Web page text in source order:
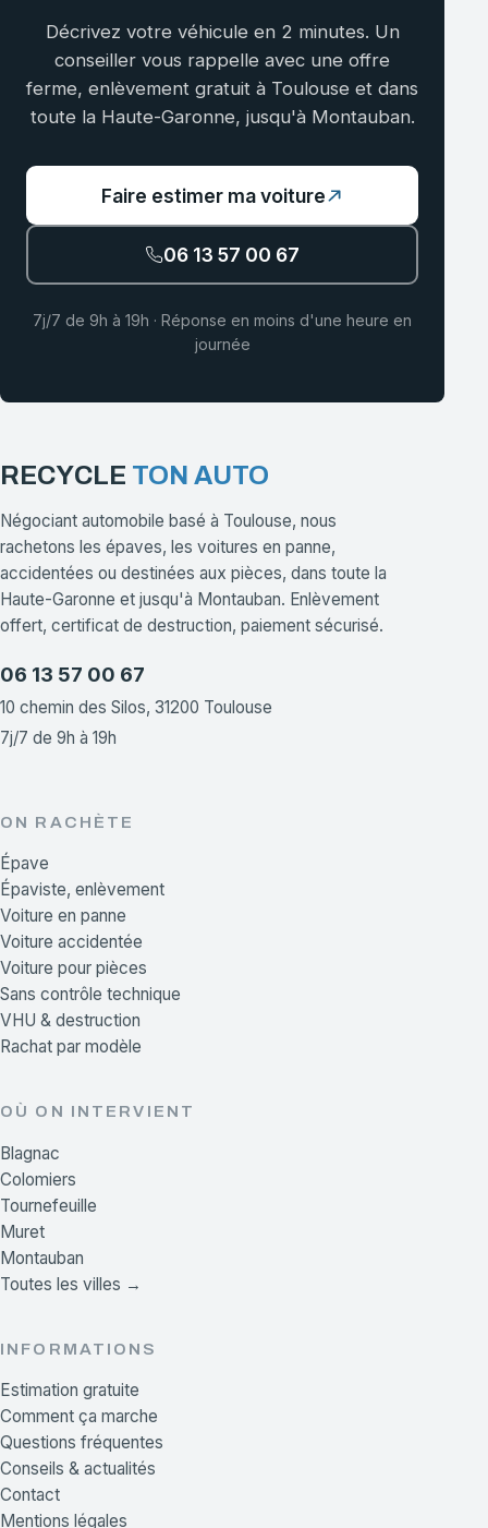
Décrivez votre véhicule en 2 minutes. Un
conseiller vous rappelle avec une offre
ferme, enlèvement gratuit à Toulouse et dans
toute la Haute-Garonne, jusqu'à Montauban.
Faire estimer ma voiture
06 13 57 00 67
7j/7 de 9h à 19h · Réponse en moins d'une heure en
journée
RECYCLE TON AUTO
Négociant automobile basé à Toulouse, nous
rachetons les épaves, les voitures en panne,
accidentées ou destinées aux pièces, dans toute la
Haute-Garonne et jusqu'à Montauban. Enlèvement
offert, certificat de destruction, paiement sécurisé.
06 13 57 00 67
10 chemin des Silos, 31200 Toulouse
7j/7 de 9h à 19h
ON RACHÈTE
Épave
Épaviste, enlèvement
Voiture en panne
Voiture accidentée
Voiture pour pièces
Sans contrôle technique
VHU & destruction
Rachat par modèle
OÙ ON INTERVIENT
Blagnac
Colomiers
Tournefeuille
Muret
Montauban
Toutes les villes →
INFORMATIONS
Estimation gratuite
Comment ça marche
Questions fréquentes
Conseils & actualités
Contact
Mentions légales